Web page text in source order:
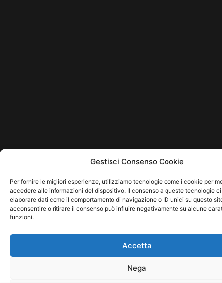
Gestisci Consenso Cookie
Per fornire le migliori esperienze, utilizziamo tecnologie come i cookie per
accedere alle informazioni del dispositivo. Il consenso a queste tecnologie
elaborare dati come il comportamento di navigazione o ID unici su questo
acconsentire o ritirare il consenso può influire negativamente su alcune
funzioni.
Accetta
Nega